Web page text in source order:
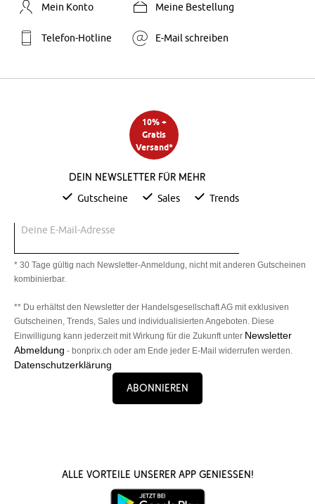
Mein Konto Meine Bestellung
Telefon-Hotline E-Mail schreiben
10% +
Gratis
Versand*
Dein Newsletter für mehr
Gutscheine Sales Trends
Deine E-Mail-Adresse
* 30 Tage gültig nach Newsletter-Anmeldung, nicht mit anderen Gutscheinen
kombinierbar.
** Du erhältst den Newsletter der Handelsgesellschaft AG mit exklusiven
Gutscheinen, Trends, Sales und individualisierten Angeboten. Diese
Einwilligung kann jederzeit mit Wirkung für die Zukunft unter Newsletter
Abmeldung - bonprix.ch oder am Ende jeder E-Mail widerrufen werden.
Datenschutzerklärung
Abonnieren
Alle Vorteile unserer App genießen!